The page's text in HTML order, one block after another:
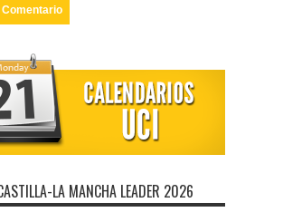
LA MANCHA LEADER 2026